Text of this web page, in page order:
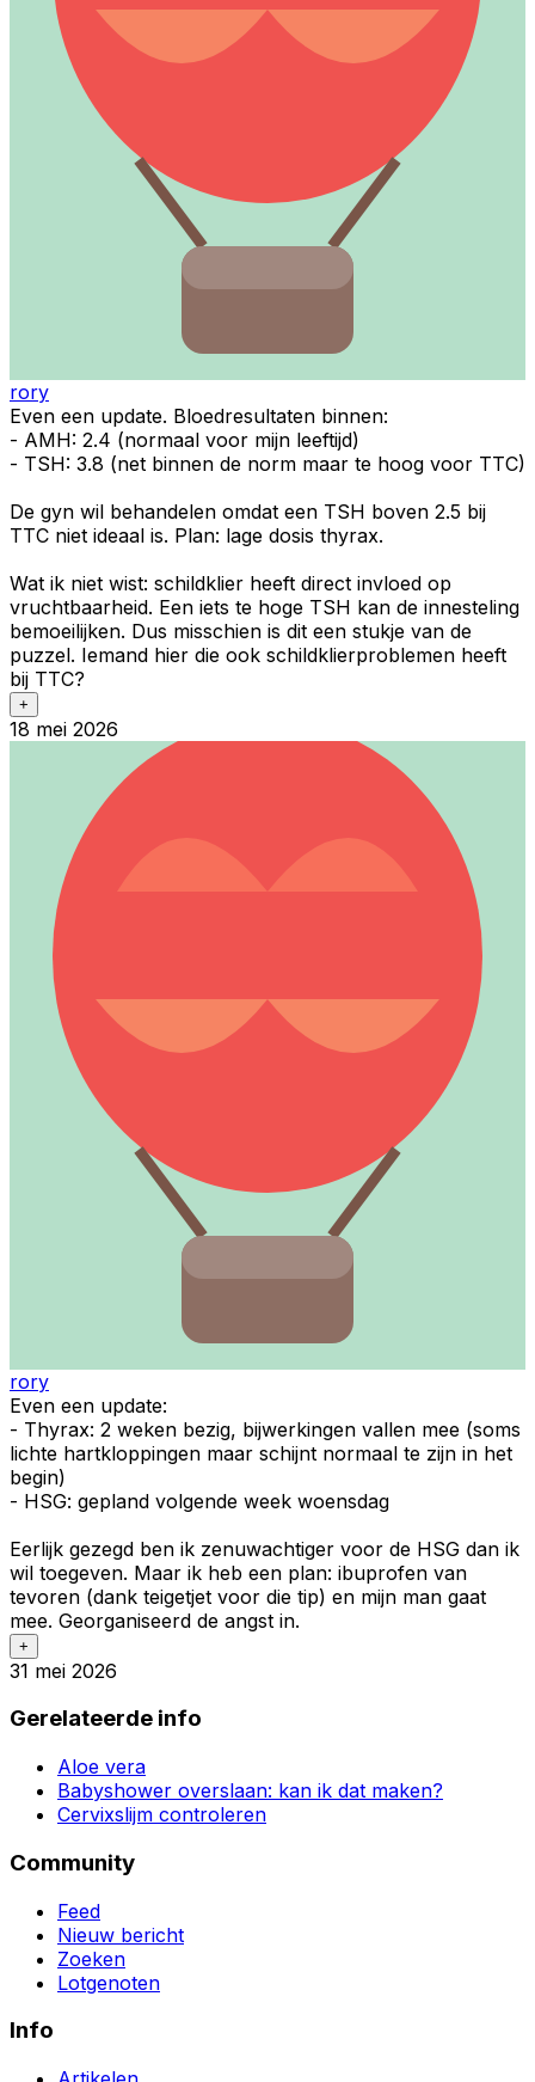
rory
Even een update. Bloedresultaten binnen:
- AMH: 2.4 (normaal voor mijn leeftijd)
- TSH: 3.8 (net binnen de norm maar te hoog voor TTC)
De gyn wil behandelen omdat een TSH boven 2.5 bij
TTC niet ideaal is. Plan: lage dosis thyrax.
Wat ik niet wist: schildklier heeft direct invloed op
vruchtbaarheid. Een iets te hoge TSH kan de innesteling
bemoeilijken. Dus misschien is dit een stukje van de
puzzel. Iemand hier die ook schildklierproblemen heeft
bij TTC?
+
18 mei 2026
rory
Even een update:
- Thyrax: 2 weken bezig, bijwerkingen vallen mee (soms
lichte hartkloppingen maar schijnt normaal te zijn in het
begin)
- HSG: gepland volgende week woensdag
Eerlijk gezegd ben ik zenuwachtiger voor de HSG dan ik
wil toegeven. Maar ik heb een plan: ibuprofen van
tevoren (dank teigetjet voor die tip) en mijn man gaat
mee. Georganiseerd de angst in.
+
31 mei 2026
Gerelateerde info
Aloe vera
Babyshower overslaan: kan ik dat maken?
Cervixslijm controleren
Community
Feed
Nieuw bericht
Zoeken
Lotgenoten
Info